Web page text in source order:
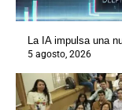
La IA impulsa una
5 agosto, 2026